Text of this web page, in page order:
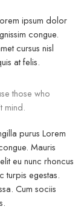
ipsum dolor
congue.
cursus nisl
at felis.
those who
mind.
purus Lorem
Mauris
eu nunc rhoncus
turpis egestas.
Cum sociis